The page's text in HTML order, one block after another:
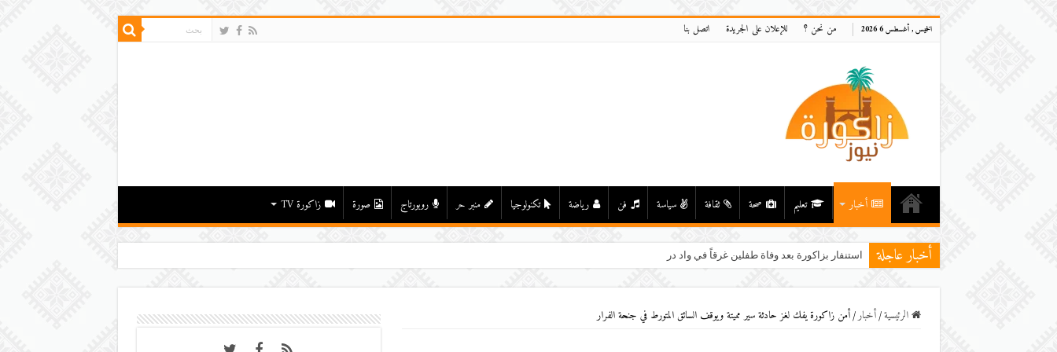
الخميس , أغسطس 6 2026 من نحن ؟ للإعلان على الجريدة اتصل بنا
أخبار تعليم صحة ثقافة سياسة فن رياضة تكنولوجيا منبر حر روبورتاج صورة زاكورة TV
أخبار عاجلة استنفار بزاكورة بعد وفاة طفلين غرقاً في واد درعة بأولاد يحيى لكراير
الرئيسية/أخبار/أمن زاكورة يفك لغز حادثة سير مميتة ويوقف السائق المتورط في جنحة الفرار